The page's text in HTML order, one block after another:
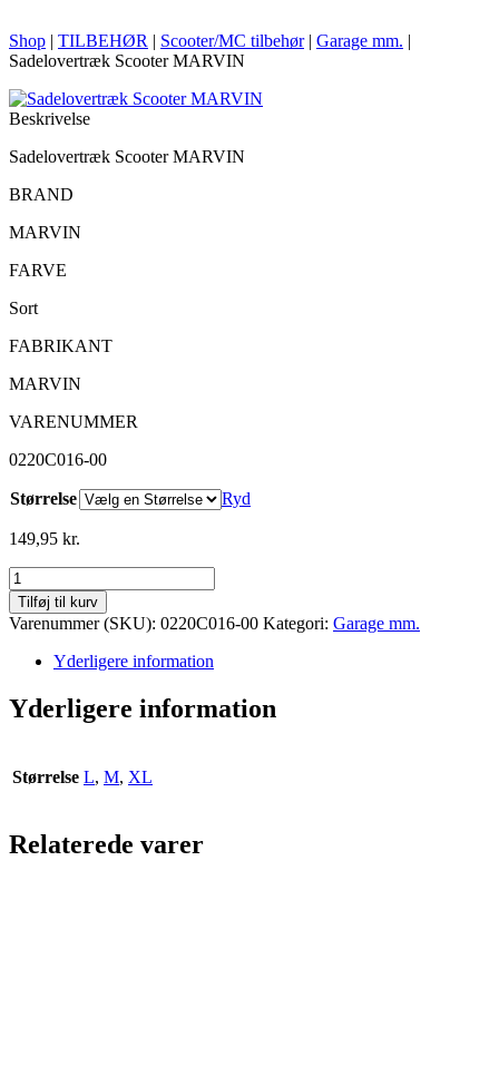
Shop | TILBEHØR | Scooter/MC tilbehør| Garage mm. |
Sadelovertræk Scooter MARVIN
Beskrivelse
Sadelovertræk Scooter MARVIN
BRAND
MARVIN
FARVE
Sort
FABRIKANT
MARVIN
VARENUMMER
0220C016-00
Størrelse Ryd
149,95 kr.
Sadelovertræk
Scooter
MARVIN
antal
Tilføj til kurv
Varenummer (SKU): 0220C016-00 Kategori: Garage mm.
Yderligere information
Yderligere information
Størrelse L, M, XL
Relaterede varer